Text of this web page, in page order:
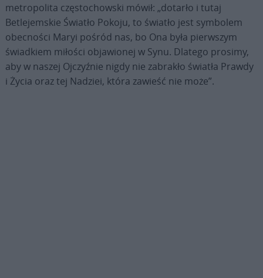
metropolita częstochowski mówił: „dotarło i tutaj
Betlejemskie Światło Pokoju, to światło jest symbolem
obecności Maryi pośród nas, bo Ona była pierwszym
świadkiem miłości objawionej w Synu. Dlatego prosimy,
aby w naszej Ojczyźnie nigdy nie zabrakło światła Prawdy
i Życia oraz tej Nadziei, która zawieść nie może”.